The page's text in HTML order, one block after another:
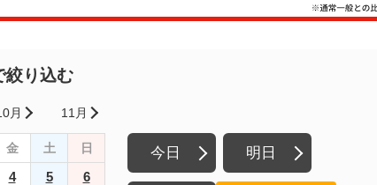
絞り込む
月 11月
金 土 日
4 5
6
今日 明日